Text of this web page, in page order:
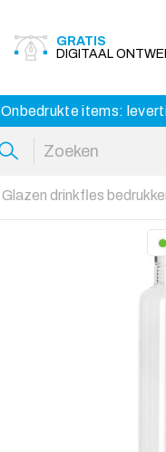
GRATIS
DIGITAAL
Onbedrukte items:
Glazen drinkfles